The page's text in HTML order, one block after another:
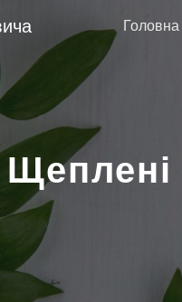
Skip to main content
Головна
Щеплені